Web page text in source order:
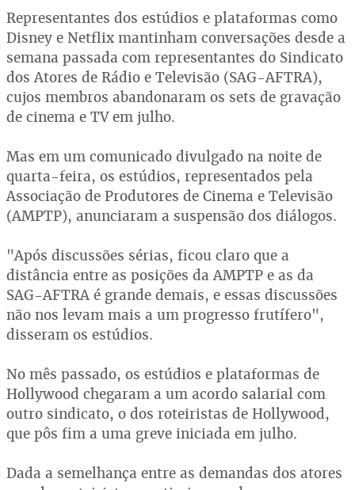
Representantes dos estúdios e plataformas como
Disney e Netflix mantinham conversações desde a
semana passada com representantes do Sindicato
dos Atores de Rádio e Televisão (SAG-AFTRA),
cujos membros abandonaram os sets de gravação
de cinema e TV em julho.
Mas em um comunicado divulgado na noite de
quarta-feira, os estúdios, representados pela
Associação de Produtores de Cinema e Televisão
(AMPTP), anunciaram a suspensão dos diálogos.
"Após discussões sérias, ficou claro que a
distância entre as posições da AMPTP e as da
SAG-AFTRA é grande demais, e essas discussões
não nos levam mais a um progresso frutífero",
disseram os estúdios.
No mês passado, os estúdios e plataformas de
Hollywood chegaram a um acordo salarial com
outro sindicato, o dos roteiristas de Hollywood,
que pôs fim a uma greve iniciada em julho.
Dada a semelhança entre as demandas dos atores